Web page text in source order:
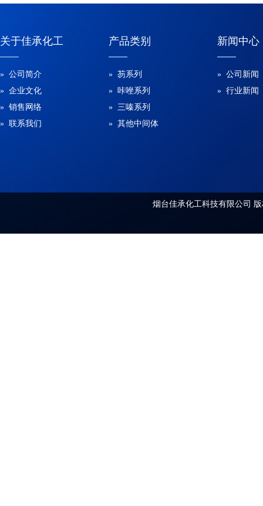
关于佳承化工
» 公司简介
» 企业文化
» 销售网络
» 联系我们
产品类别
» 芴系列
» 咔唑系列
» 三嗪系列
» 其他中间体
新闻中心
» 公司新闻
» 行业新闻
烟台佳承化工科技有限公司